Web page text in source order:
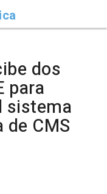
dos
para
sistema
de CMS